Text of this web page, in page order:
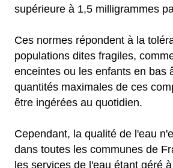
supérieure à 1,5 milligrammes
Ces normes répondent à la
populations dites fragiles,
enceintes ou les enfants en bas
quantités maximales de ces
être ingérées au quotidien.
Cependant, la qualité de l'eau
dans toutes les communes de
les services de l'eau étant géré